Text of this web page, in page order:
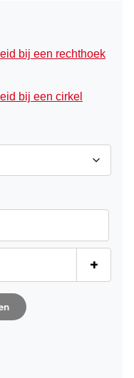
bij een rechthoek
bij een cirkel
+